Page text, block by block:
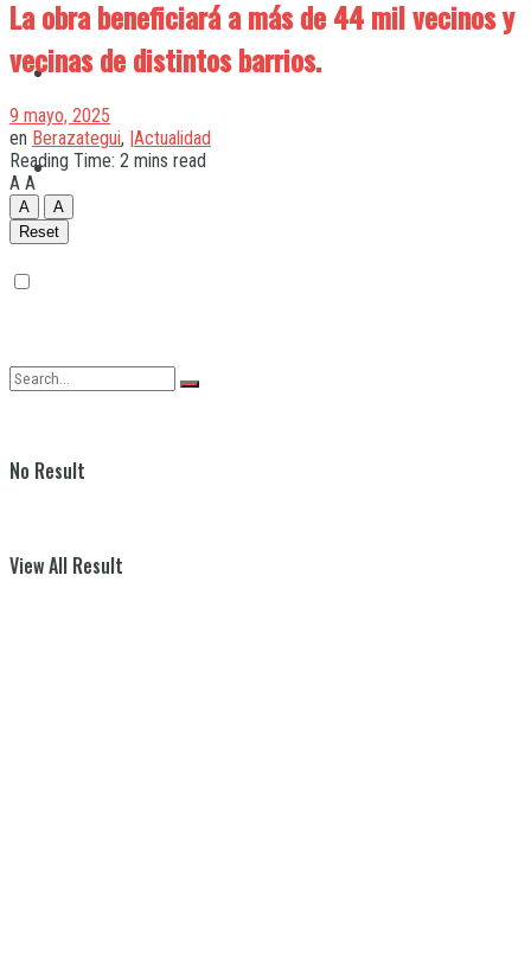
Quilmes
Varela
No Result
View All Result
La obra beneficiará a más de 44 mil vecinos y
vecinas de distintos barrios.
9 mayo, 2025
en Berazategui, |Actualidad
Reading Time: 2 mins read
A A
A
A
Reset